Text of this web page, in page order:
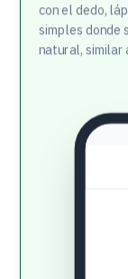
con el dedo,
simples donde
natural, similar